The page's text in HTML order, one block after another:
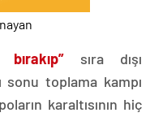
bırakıp” sıra dışı
sonu toplama kampı
karaltısının hiç